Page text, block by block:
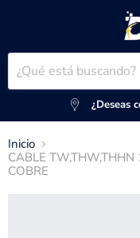
¿Deseas
Inicio
CABLE
COBRE